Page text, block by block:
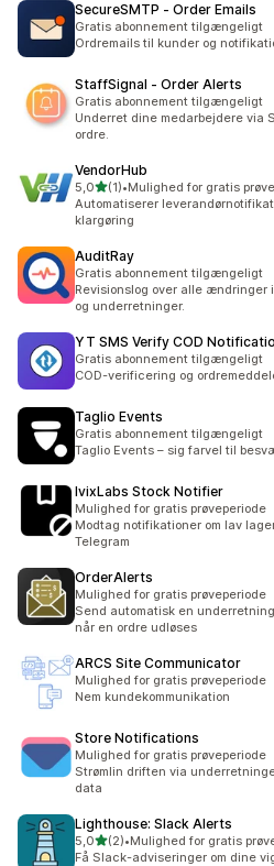
SecureSMTP ‑ Order Emails
Gratis abonnement tilgængeligt
Ordremails til kunder og
StaffSignal ‑ Order Alerts
Gratis abonnement tilgængeligt
Underret dine medarbejdere via
ordre.
VendorHub
5,0ud af 5 stjerner
(1)
1 anmeldelser i alt
•Mulighed for gratis
Automatiserer
klargøring
AuditRay
Gratis abonnement tilgængeligt
Revisionslog over alle ændringer
og underretninger.
YT SMS Verify COD
Gratis abonnement tilgængeligt
COD-verificering og
Taglio Events
Gratis abonnement tilgængeligt
Taglio Events – sig farvel til
IvixLabs Stock Notifier
Mulighed for gratis prøveperiode
Modtag notifikationer om lav
Telegram
OrderAlerts
Mulighed for gratis prøveperiode
Send automatisk en
når en ordre udløses
ARCS Site Communicator
Mulighed for gratis prøveperiode
Nem kundekommunikation
Store Notifications
Mulighed for gratis prøveperiode
Strømlin driften via
data
Lighthouse: Slack Alerts
5,0ud af 5 stjerner
(2)
2 anmeldelser i alt
•Mulighed for gratis
Få Slack-adviseringer om dine